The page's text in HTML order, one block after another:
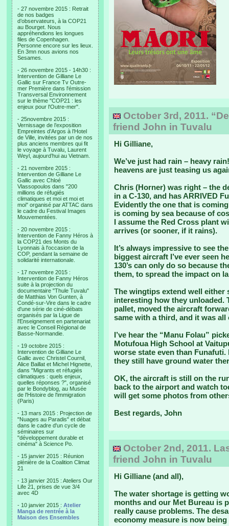
- 27 novembre 2015 : Retrait
de nos badges
d’observateurs, à la COP21
au Bourget. Nous
appréhendions les longues
files de Copenhagen.
Personne encore sur les lieux.
En 3mn nous avions nos
Sesames.
- 26 novembre 2015 - 14h30 :
Intervention de Gilliane Le
Gallic sur France Tv Outre-
mer Première dans l'émission
Transversal Environnement
sur le thème "COP21 : les
enjeux pour l'Outre-mer".
- 25novembre 2015 :
Vernissage de l’exposition
Empreintes d’Argos à l’Hotel
de Ville, invitées par un de nos
plus anciens membres qui fit
le voyage à Tuvalu, Laurent
Weyl, aujourd’hui au Vietnam.
- 21 novembre 2015 :
Intervention de Gilliane Le
Gallic avec Chloé
Vlassopoulos dans "200
millions de réfugiés
climatiques et moi et moi et
moi" organisé par ATTAC dans
le cadre du Festival Images
Mouvementées.
- 20 novembre 2015 :
Intervention de Fanny Héros à
la COP21 des Monts du
Lyonnais à l'occasion de la
COP, pendant la semaine de
solidarité internationale.
- 17 novembre 2015 :
Intervention de Fanny Héros
suite à la projection du
documentaire "Thule Tuvalu"
de Matthias Von Gunten, à
Condé-sur-Vire dans le cadre
d'une série de ciné-débats
organisés par la Ligue de
l'Enseignement en partenariat
avec le Conseil Régional de
Basse-Normandie.
- 19 octobre 2015 :
Intervention de Gilliane Le
Gallic avec Christel Cournil,
Alice Baillat et Michel Hignette,
dans "Migrants et réfugiés
climatiques : quels enjeux,
quelles réponses ?", organisé
par le Bondyblog, au Musée
de l'Histoire de l'immigration
(Paris)
- 13 mars 2015 : Projection de
"Nuages au Paradis" et débat
dans le cadre d'un cycle de
séminaires sur
"développement durable et
cinéma" à Science Po.
- 15 janvier 2015 : Réunion
plénière de la Coalition Climat
21
- 13 janvier 2015 : Ateliers Our
Life 21, prises de vue 3/4
avec 4D
- 10 janvier 2015 : Atelier
Manga de rentrée à la
Maison des Ensembles
October 3rd, 2011.
friend John in Tuvalu
Hi Gilliane,
We’ve just had rain – heavy
heavens are just teasing us
Chris (Horner) was right – the
in a C-130, and has ARRIVED
Evidently the one that is
is coming by sea because of
I assume the Red Cross plant
arrives (or sooner, if it rains).
It’s always impressive to see
biggest aircraft I’ve ever seen
130’s can only do so because
them, to spread the impact on
The wingtips extend well either
interesting how they unloaded.
pallet, moved the aircraft
same with a third, and it was
I’ve hear the “Manu Folau”
Motufoua High School at
worse state even than
they still have ground water
OK, the aircraft is still on the
back to the airport and watch
will get some photos from
Best regards, John
October 2nd, 2011.
friend John in Tuvalu
Hi Gilliane (and all),
The water shortage is getting
months and our Met Bureau is
really cause problems. The
economy measure is now being